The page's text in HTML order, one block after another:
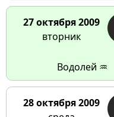
27 октября 2009
вторник
Водолей ♒
28 октября 2009